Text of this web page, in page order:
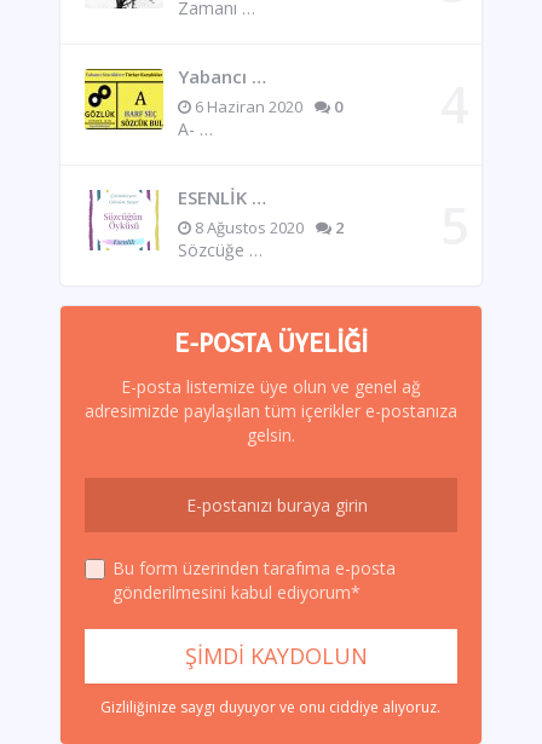
Zamanı …
Yabancı …
6 Haziran 2020 0
A- …
ESENLİK …
8 Ağustos 2020 2
Sözcüğe …
E-POSTA ÜYELIĞI
E-posta listemize üye olun ve genel ağ
adresimizde paylaşılan tüm içerikler e-postanıza
gelsin.
Bu form üzerinden tarafıma e-posta
gönderilmesini kabul ediyorum*
Gizliliğinize saygı duyuyor ve onu ciddiye alıyoruz.